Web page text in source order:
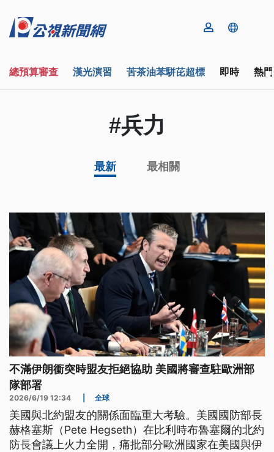
總預算審查 漢光演習 苦茶油苯駢芘超標 即時 熱
#兵力
最新 最相關
不滿伊朗衝突時盟友拒絕協助 美國將審查駐歐洲部
隊部署
2026/6/19 12:34 全球
美國與北約盟友的關係面臨重大考驗。美國國防部長
赫格塞斯（Pete Hegseth）在比利時布魯塞爾的北約
防長會議上火力全開，痛批部分歐洲國家在美國與伊